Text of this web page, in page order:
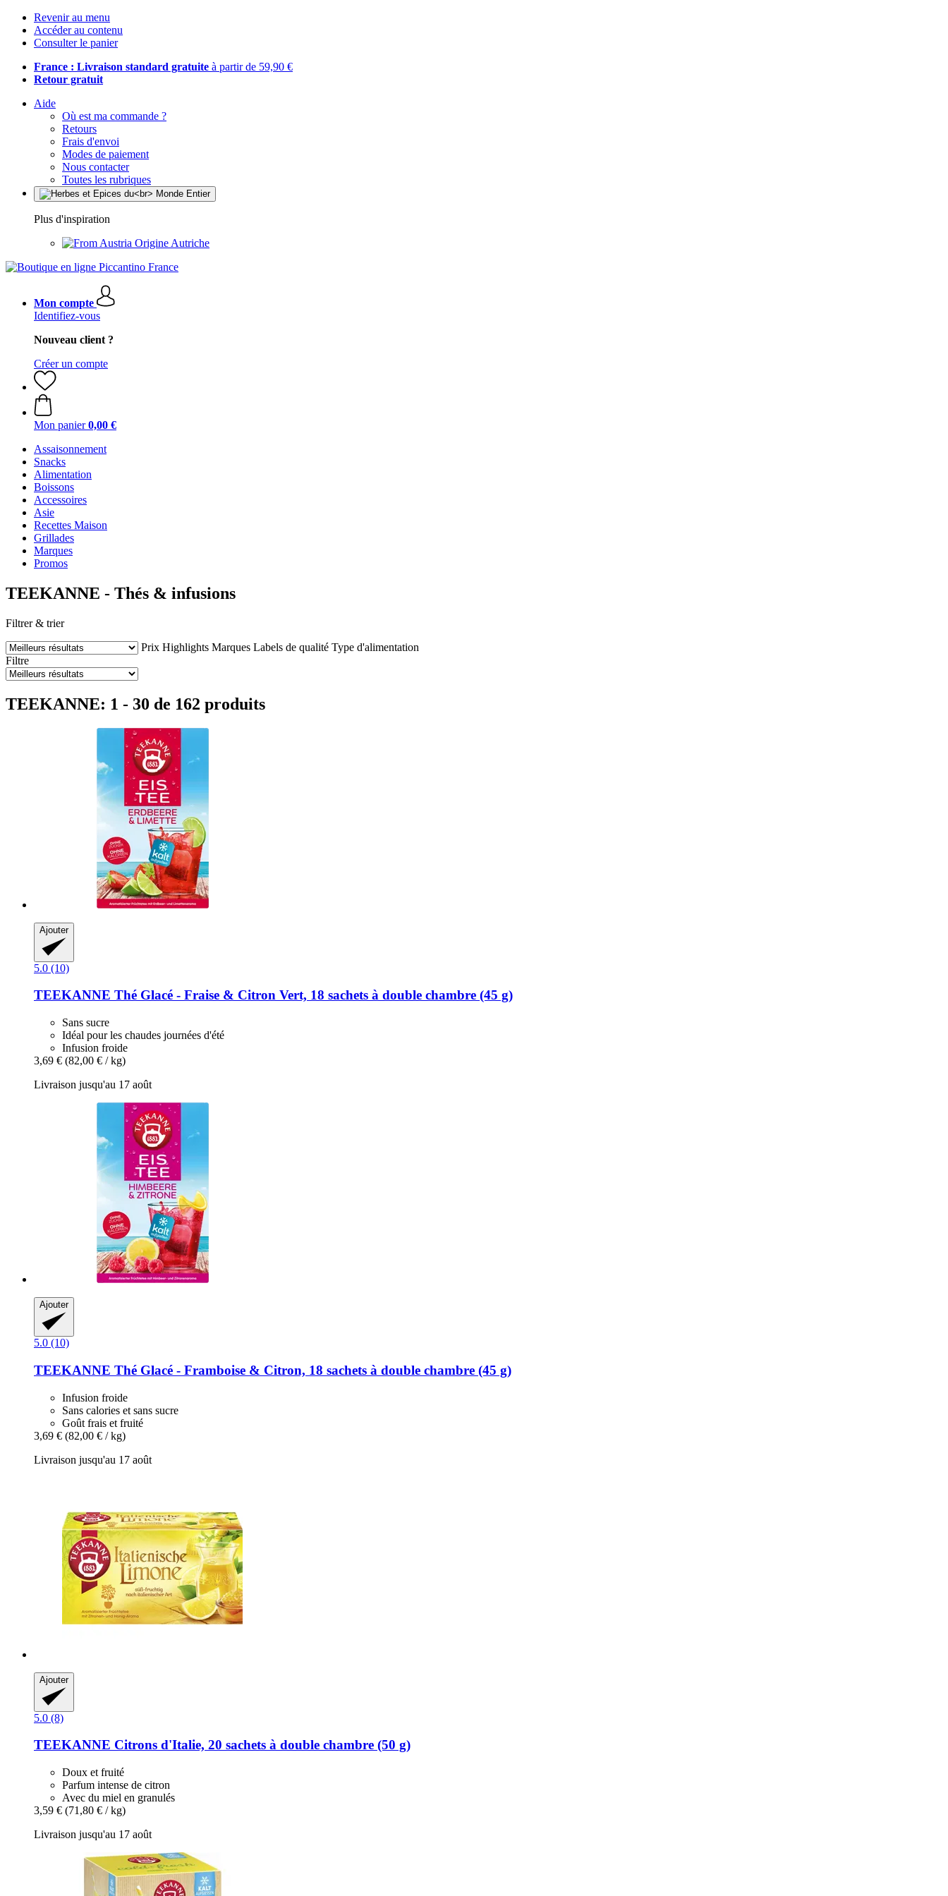
Revenir au menu
Accéder au contenu
Consulter le panier
France : Livraison standard gratuite à partir de 59,90 €
Retour gratuit
Aide
Où est ma commande ?
Retours
Frais d'envoi
Modes de paiement
Nous contacter
Toutes les rubriques
Plus d'inspiration
Origine Autriche
Mon compte
Identifiez-vous
Nouveau client ?
Créer un compte
Mon panier 0,00 €
Assaisonnement
Snacks
Alimentation
Boissons
Accessoires
Asie
Recettes Maison
Grillades
Marques
Promos
TEEKANNE - Thés & infusions
Filtrer & trier
Prix Highlights Marques Labels de qualité Type d'alimentation
Filtre
TEEKANNE: 1 - 30 de 162 produits
Ajouter
5.0 (10)
TEEKANNE Thé Glacé -​ Fraise & Citron Vert, 18 sachets à double chambre (45 g)
Sans sucre
Idéal pour les chaudes journées d'été
Infusion froide
3,69 € (82,00 € / kg)
Livraison jusqu'au 17 août
Ajouter
5.0 (10)
TEEKANNE Thé Glacé -​ Framboise & Citron, 18 sachets à double chambre (45 g)
Infusion froide
Sans calories et sans sucre
Goût frais et fruité
3,69 € (82,00 € / kg)
Livraison jusqu'au 17 août
Ajouter
5.0 (8)
TEEKANNE Citrons d'Italie, 20 sachets à double chambre (50 g)
Doux et fruité
Parfum intense de citron
Avec du miel en granulés
3,59 € (71,80 € / kg)
Livraison jusqu'au 17 août